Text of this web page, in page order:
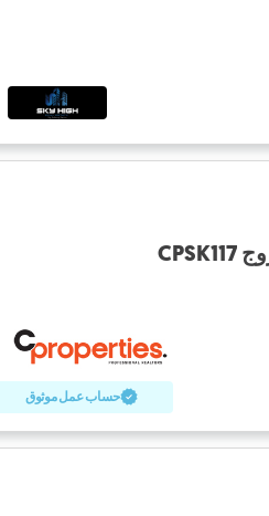
حساب عمل موثوق